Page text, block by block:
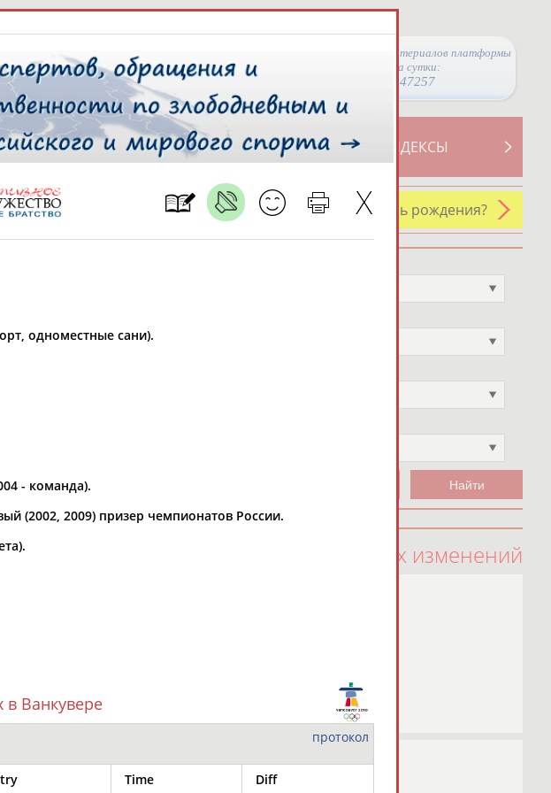
Просмотры материалов платформы
за сутки:
47257
СВОДНЫЕ ИНДЕКСЫ
ТАБЛО АКТИВНОСТИ
У кого сегодня день рождения?
100 последних изменений
одноместные сани).
- команда).
(2002, 2009) призер чемпионатов России.
в Ванкувере
протокол
Time
Diff